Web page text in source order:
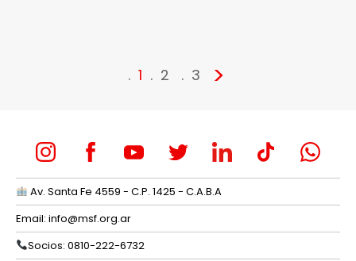
1 2 3 >
Av. Santa Fe 4559 - C.P. 1425 - C.A.B.A
Email: info@msf.org.ar
Socios: 0810-222-6732